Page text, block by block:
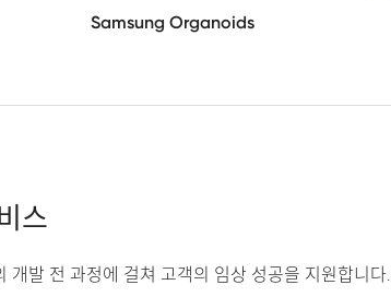
Samsung Organoids
스
발 전 과정에 걸쳐 고객의 임상 성공을 지원합니다.